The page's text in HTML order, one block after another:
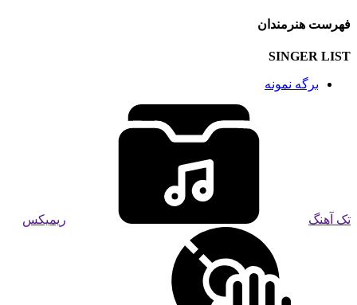
فهرست هنرمندان
SINGER LIST
برگه نمونه
تک آهنگ ریمیکس